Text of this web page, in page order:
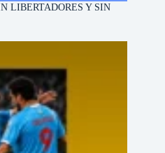
LIBERTADORES Y SIN